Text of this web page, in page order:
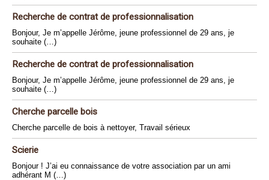
Recherche de contrat de professionnalisation
Bonjour, Je m’appelle Jérôme, jeune professionnel de 29 ans, je
souhaite (…)
Recherche de contrat de professionnalisation
Bonjour, Je m’appelle Jérôme, jeune professionnel de 29 ans, je
souhaite (…)
Cherche parcelle bois
Cherche parcelle de bois à nettoyer, Travail sérieux
Scierie
Bonjour ! J’ai eu connaissance de votre association par un ami
adhérant M (…)